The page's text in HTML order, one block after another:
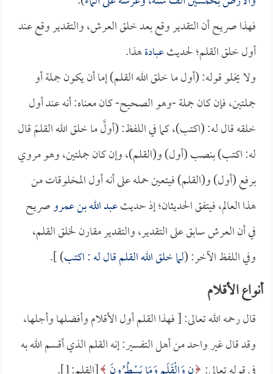
فهذا صريح أن التقدير وقع بعد خلق العرش، والتقدير وقع عند
أول خلق القلم؛ لحديثعبادةهذا.
ولا يخلو قوله: (أول ما خلق الله القلم) إما أن يكون جملة أو
جملتين، فإن كان جملة -وهو الصحيح- كان معناه: أنه عند أول
خلقه قال له: (اكتب)، كما في اللفظ: (أولَّ ما خلق الله القلمَ قال
له: اكتب) بنصب (أول) و(القلم)، وإن كان جملتين، وهو مروي
برفع (أول) و(القلم) فيتعين حمله على أنه أول المخلوقات من
هذا العالم، فيتفق الحديثان؛ إذ حديثعبد الله بن عمروصريح
في أن العرش سابق على التقدير، والتقدير مقارن لخلق القلم،
وفي اللفظ الآخر: (لما خلق الله القلم قال له : اكتب) ].
أنواع الأقلام
قال رحمه الله تعالى: [ فهذا القلم أول الأقلام وأفضلها وأجلها،
وقد قال غير واحد من أهل التفسير: إنه القلم الذي أقسم الله به